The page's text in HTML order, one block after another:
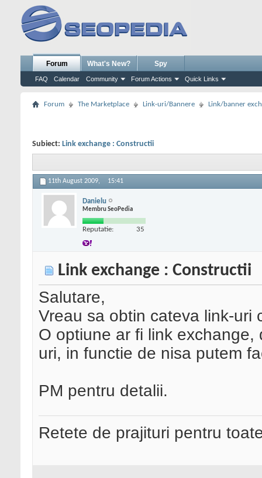
Forum
FAQ Calendar Community Forum Actions Quick Links
What's New? Spy
Forum The Marketplace Link-uri/Bannere Link/banner
Subiect: Link exchange : Constructii
11th August 2009, 15:41
Danielu
Membru SeoPedia
Reputatie: 35
Link exchange : Constructii
Salutare,
Vreau sa obtin cateva link-uri
O optiune ar fi link
uri, in functie de nisa putem
PM pentru detalii.
Retete de prajituri pentru